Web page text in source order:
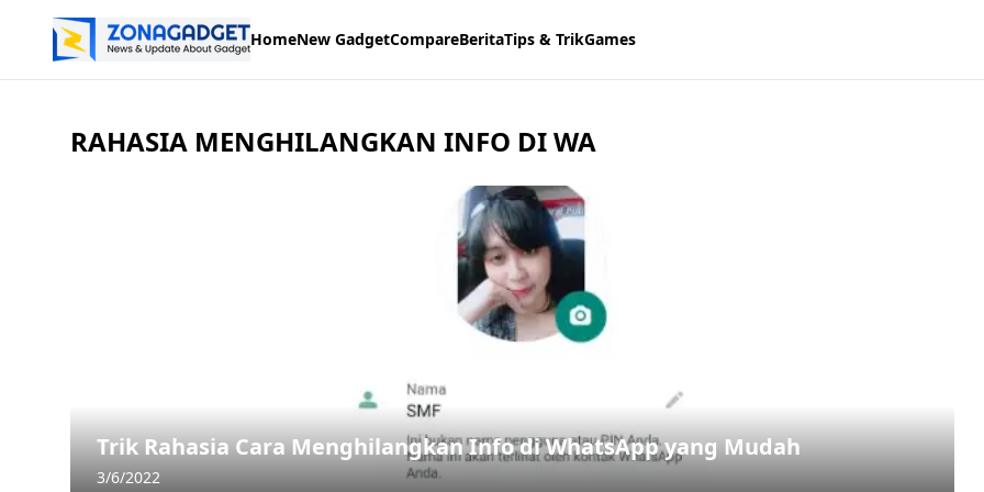
HomeNew GadgetCompareBeritaTips & TrikGames
RAHASIA MENGHILANGKAN INFO DI WA
Trik Rahasia Cara Menghilangkan Info di WhatsApp yang Mudah
3/6/2022